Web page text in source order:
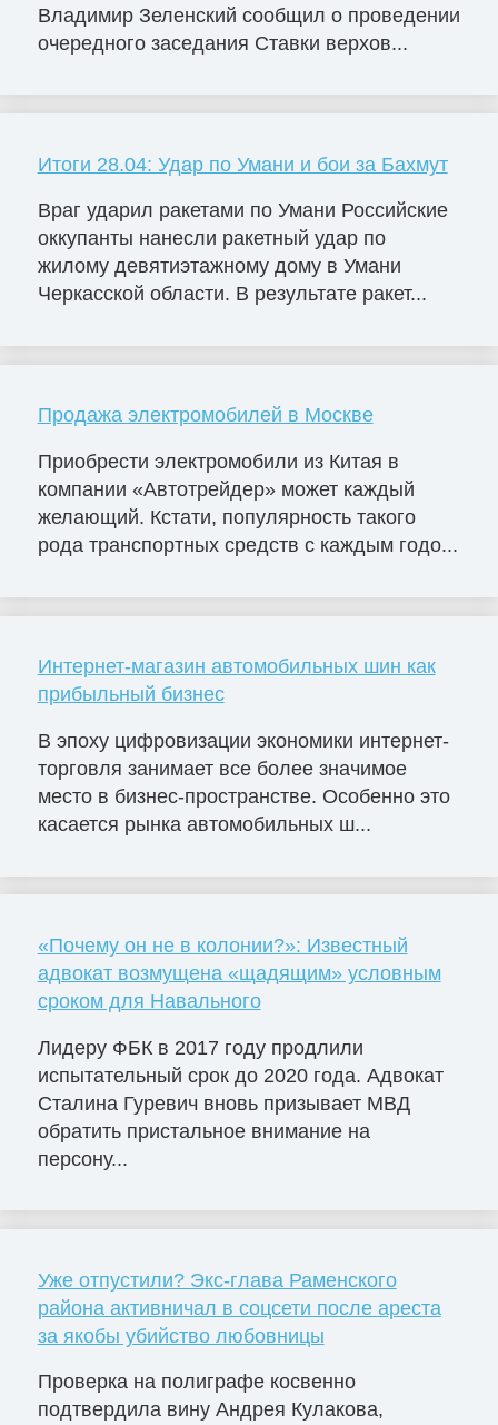
Владимир Зеленский сообщил о проведении
очередного заседания Ставки верхов...
Итоги 28.04: Удар по Умани и бои за Бахмут
Враг ударил ракетами по Умани Российские
оккупанты нанесли ракетный удар по
жилому девятиэтажному дому в Умани
Черкасской области. В результате ракет...
Продажа электромобилей в Москве
Приобрести электромобили из Китая в
компании «Автотрейдер» может каждый
желающий. Кстати, популярность такого
рода транспортных средств с каждым годо...
Интернет-магазин автомобильных шин как
прибыльный бизнес
В эпоху цифровизации экономики интернет-
торговля занимает все более значимое
место в бизнес-пространстве. Особенно это
касается рынка автомобильных ш...
«Почему он не в колонии?»: Известный
адвокат возмущена «щадящим» условным
сроком для Навального
Лидеру ФБК в 2017 году продлили
испытательный срок до 2020 года. Адвокат
Сталина Гуревич вновь призывает МВД
обратить пристальное внимание на
персону...
Уже отпустили? Экс-глава Раменского
района активничал в соцсети после ареста
за якобы убийство любовницы
Проверка на полиграфе косвенно
подтвердила вину Андрея Кулакова,